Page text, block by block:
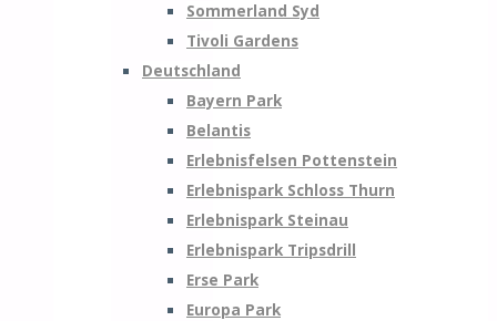
Sommerland Syd
Tivoli Gardens
Deutschland
Bayern Park
Belantis
Erlebnisfelsen Pottenstein
Erlebnispark Schloss Thurn
Erlebnispark Steinau
Erlebnispark Tripsdrill
Erse Park
Europa Park